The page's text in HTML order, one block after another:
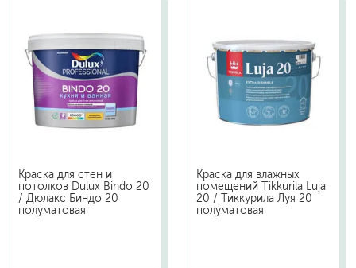
Краска для стен и
потолков Dulux Bindo 20
/ Дюлакс Биндо 20
полуматовая
Краска для влажных
помещений Tikkurila Luja
20 / Тиккурила Луя 20
полуматовая